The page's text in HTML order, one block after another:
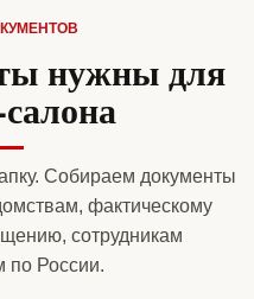
нужны для
Собираем документы
фактическому
сотрудникам
по России.